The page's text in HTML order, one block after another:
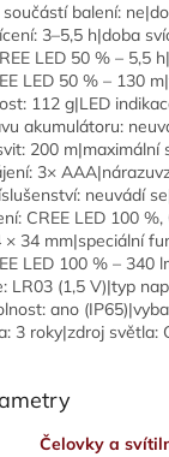
balení:
3–5,5 h|doba
LED 50 % – 5,5
LED 50 % – 130
112 g|LED
akumulátoru:
200 m|maximální
3×
neuvádí
CREE LED 100 %,
34 mm|speciální
LED 100 % – 340
LR03 (1,5 V)|typ
ano
3 roky|zdroj světla:
Čelovky a